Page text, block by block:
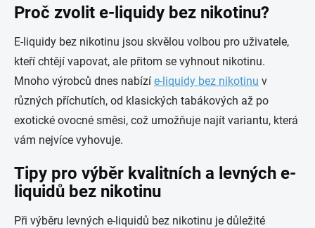
Proč zvolit e-liquidy bez nikotinu?
E-liquidy bez nikotinu jsou skvělou volbou pro uživatele,
kteří chtějí vapovat, ale přitom se vyhnout nikotinu.
Mnoho výrobců dnes nabízí e-liquidy bez nikotinu v
různých příchutích, od klasických tabákových až po
exotické ovocné směsi, což umožňuje najít variantu, která
vám nejvíce vyhovuje.
Tipy pro výběr kvalitních a levných e-
liquidů bez nikotinu
Při výběru levných e-liquidů bez nikotinu je důležité